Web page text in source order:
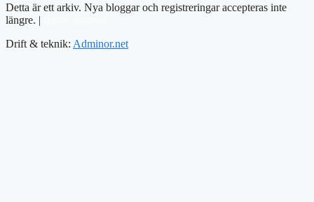
Detta är ett arkiv. Nya bloggar och registreringar accepteras inte
längre. |
Drift & teknik: Adminor.net